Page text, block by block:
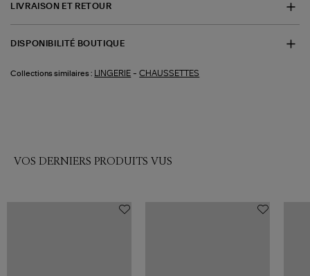
LIVRAISON ET RETOUR
DISPONIBILITÉ BOUTIQUE
Collections similaires : LINGERIE -CHAUSSETTES
VOS DERNIERS PRODUITS VUS